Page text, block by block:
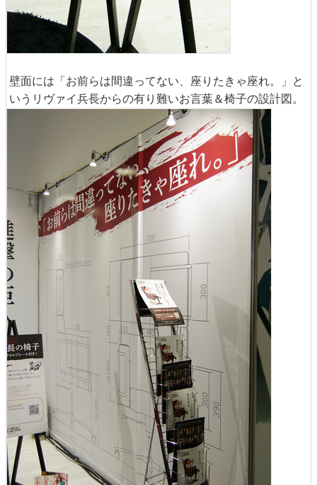
壁面には「お前らは間違ってない、座りたきゃ座れ。」と
いうリヴァイ兵長からの有り難いお言葉＆椅子の設計図。